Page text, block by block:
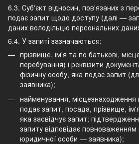
6.3. Суб'єкт відносин, пов'язаних з
подає запит щодо доступу (далі —
даних володільцю персональних
6.4. У запиті зазначаються:
прізвище, ім'я та по батькові,
перебування) і реквізити
фізичну особу, яка подає запит
заявника);
найменування, місцезнаходження
подає запит, посада, прізвище,
яка засвідчує запит;
запиту відповідає
юридичної особи — заявника);